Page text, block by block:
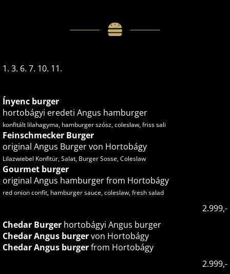
1. 3. 6. 7. 10. 11.
Ínyenc burger
hortobágyi eredeti Angus hamburger
konfitált lilahagyma, hamburger szósz, coleslaw, friss sali
Feinschmecker Burger
original Angus Burger von Hortobágy
Lilazwiebel Konfitür, Salat, Burger Sosse, Coleslaw
Gourmet burger
original Angus hamburger from Hortobágy
red onion confit, hamburger sauce, coleslaw, fresh salad
2.999,-
Chedar Burger hortobágyi Angus burger
Chedar Angus burgervon Hortobágy
Chedar Angus burgerfrom Hortobágy
2.999,-